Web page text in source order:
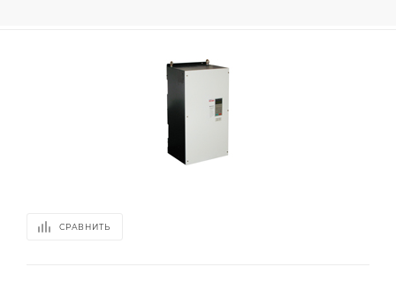
СРАВНИТЬ